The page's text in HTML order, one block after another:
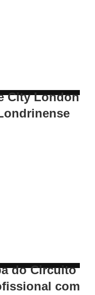
City London
do Circuito
com